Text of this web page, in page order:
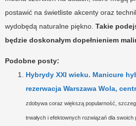
postawić na świetliste akcenty oraz
wydobędą naturalne piękno. Takie
będzie doskonałym dopełnieniem
Podobne posty:
Hybrydy XXI wieku. Manicure
rezerwacja Warszawa Wola,
zdobywa coraz większą popularność,
trwałych i efektownych rozwiązań dla